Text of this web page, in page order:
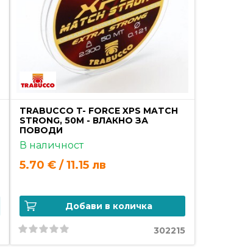
TRABUCCO T- FORCE XPS MATCH
STRONG, 50M - ВЛАКНО ЗА
ПОВОДИ
В наличност
5.70 € / 11.15 лв
Добави в количка
302215